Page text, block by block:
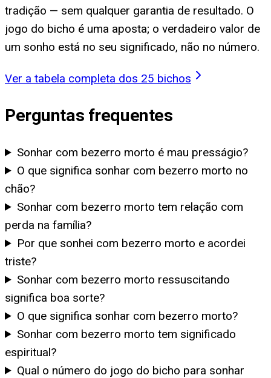
tradição — sem qualquer garantia de resultado. O
jogo do bicho é uma aposta; o verdadeiro valor de
um sonho está no seu significado, não no número.
Ver a tabela completa dos 25 bichos
Perguntas frequentes
Sonhar com bezerro morto é mau presságio?
O que significa sonhar com bezerro morto no
chão?
Sonhar com bezerro morto tem relação com
perda na família?
Por que sonhei com bezerro morto e acordei
triste?
Sonhar com bezerro morto ressuscitando
significa boa sorte?
O que significa sonhar com bezerro morto?
Sonhar com bezerro morto tem significado
espiritual?
Qual o número do jogo do bicho para sonhar